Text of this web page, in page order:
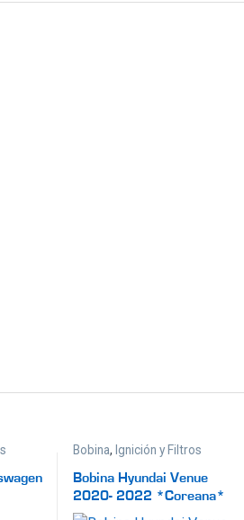
Bobina, Ignición y Filtros
Bobina Hyundai Venue
2020- 2022 *Coreana*